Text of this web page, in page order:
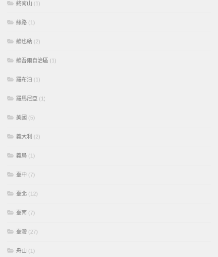
終南山 (1)
絲路 (1)
維也納 (2)
維吾爾自治區 (1)
羅布泊 (1)
羅馬尼亞 (1)
美國 (5)
義大利 (2)
義烏 (1)
臺中 (7)
臺北 (12)
臺南 (7)
臺灣 (27)
舟山 (1)